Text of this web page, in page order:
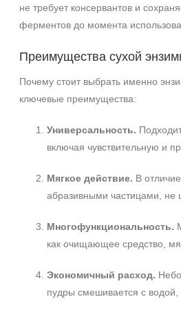
Ежедневный
не требует консервантов и
ферментов до момента
Преимущества сухой
Почему стоит выбрать именно
ключевые преимущества:
Универсальность.
включая чувствительную и
Мягкое действие. В
абразивными частицами, не
Многофункциональность.
как очищающее средство,
Экономичный расход.
пудры смешивается с водой,